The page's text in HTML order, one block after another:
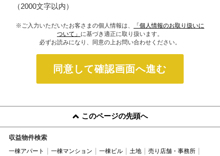
（2000文字以内）
※ご入力いただいたお客さまの個人情報は、
「個人情報のお取り扱いに
ついて」 に基づき適正に取り扱います。
必ずお読みになり、同意の上お問い合わせください。
同意して確認画面へ進む
このページの先頭へ
収益物件検索
一棟アパート 一棟マンション 一棟ビル 土地
売り店舗・事務所